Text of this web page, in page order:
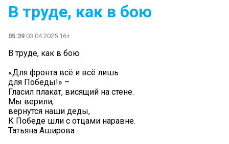
В труде, как в бою
05:39 03.04.2025 16+
В труде, как в бою
«Для фронта всё и всё лишь
для Победы!» –
Гласил плакат, висящий на стене.
Мы верили,
вернутся наши деды,
К Победе шли с отцами наравне.
Татьяна Аширова